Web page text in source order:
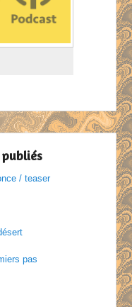
publiés
/ teaser
pas